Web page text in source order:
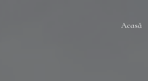
Acasă